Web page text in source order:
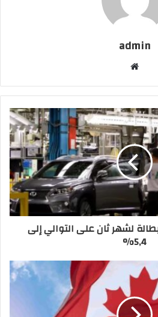
admin
لشهر ثان على التوالي إلى
5,4%